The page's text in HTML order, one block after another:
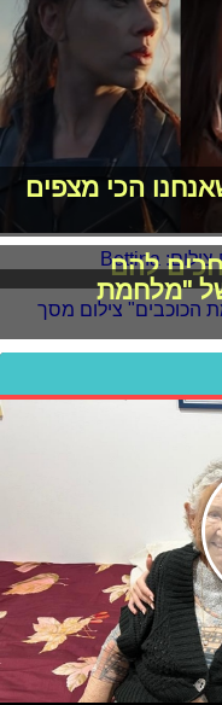
הכי מצפים
להם
"מלחמת